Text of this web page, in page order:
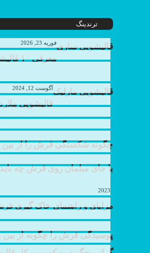
ترندینگ
قالیشویی ساریفوریه 23, 2026
معرفی ۱۰ قالیشویی برتر کرج از نظر مشتریان
قالیشویی مارلیکآگوست 12, 2024
قالیشویی
چگونه شکستگی فرش را از بین
با جای مبلمان روی فرش چه
2023
مزایای و راهنمای خاک گیری
پوسیدگی فرش را چگونه از بین